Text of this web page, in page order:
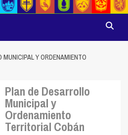
MUNICIPAL Y ORDENAMIENTO
Plan de Desarrollo
Municipal y
Ordenamiento
Territorial Cobán